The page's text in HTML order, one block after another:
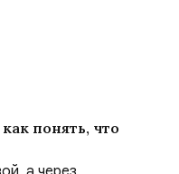
понять, что